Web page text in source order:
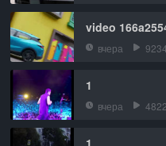
video
вчера 9234
1
вчера 4822
1